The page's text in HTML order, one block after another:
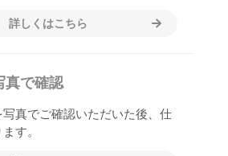
詳しくはこちら
真で確認
真でご確認いただいた後、仕
す。